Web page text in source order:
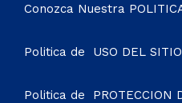
Conozca Nuestra
Politica de USO DEL SITIO
Politica de PROTECCION